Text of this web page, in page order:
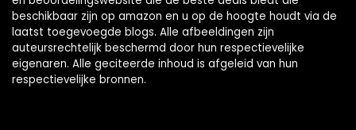
beschikbaar zijn op amazon en u op de hoogte houdt via de
laatst toegevoegde blogs. Alle afbeeldingen zijn
auteursrechtelijk beschermd door hun respectievelijke
eigenaren. Alle geciteerde inhoud is afgeleid van hun
respectievelijke bronnen.